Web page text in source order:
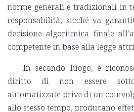
norme generali e tradizionali in
responsabilità, sicché va
decisione algoritmica finale
competente in base alla legge
In secondo luogo, è
diritto di non essere
automatizzate prive di un
allo stesso tempo, producano